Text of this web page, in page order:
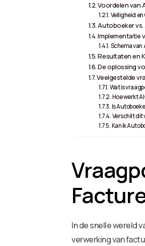
Voordelen van
Veiligheid
Autoboeker vs.
Implementatie
Schema van
Resultaten en
De oplossing
Veelgestelde
Wat is
Hoe werkt
Is
Verschilt
Kan ik
In de snelle wereld
verwerking van